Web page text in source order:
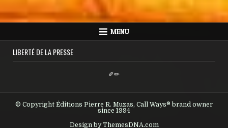
MENU
LIBERTÉ DE LA PRESSE
✐✏
© Copyright Éditions Pierre R. Muzas, Call Ways® brand owner
since 1994
Design by ThemesDNA.com